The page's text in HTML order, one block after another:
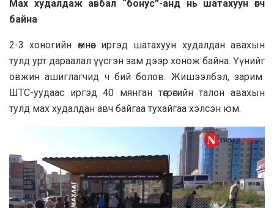
Мах худалдаж авбал “бонус”-анд нь шатахуун өгч
байна
2-3 хоногийн өмнөөс иргэд шатахуун худалдан авахын
тулд урт дараалал үүсгэн зам дээр хонож байна. Үүнийг
овжин ашиглагчид ч бий болов. Жишээлбэл, зарим
ШТС-уудаас иргэд 40 мянган төгрөгийн талон авахын
тулд мах худалдан авч байгаа тухайгаа хэлсэн юм.